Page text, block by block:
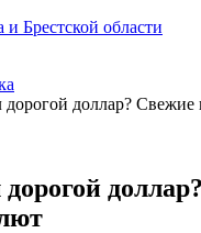
и Брестской области
дорогой доллар?
дорогой